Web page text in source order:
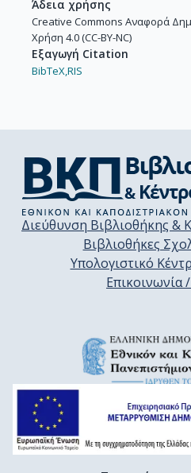
Άδεια χρήσης
Creative Commons Αναφορά
Χρήση 4.0 (CC-BY-NC)
Εξαγωγή Citation
BibTeX,RIS
Διεύθυνση Βιβλιοθήκης
Βιβλιοθήκες
Υπολογιστικό
Επικοινωνία